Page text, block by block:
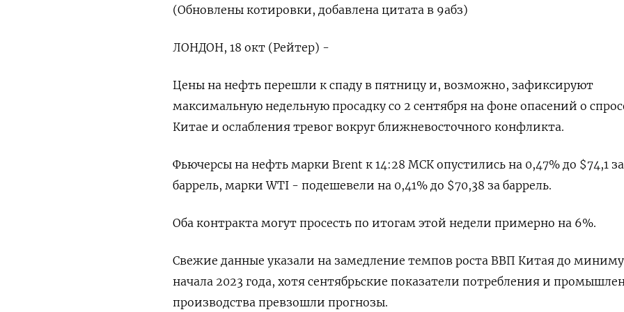
(Обновлены котировки, добавлена цитата в 9абз)
ЛОНДОН, 18 окт (Рейтер) -
Цены на нефть перешли к спаду в пятницу и, возможно, зафиксируют
максимальную недельную просадку со 2 сентября на фоне опасений о
Китае и ослабления тревог вокруг ближневосточного конфликта.
Фьючерсы на нефть марки Brent к 14:28 МСК опустились на 0,47% до $74,1 за
баррель, марки WTI - подешевели на 0,41% до $70,38 за баррель.
Оба контракта могут просесть по итогам этой недели примерно на 6%.
Свежие данные указали на замедление темпов роста ВВП Китая до
начала 2023 года, хотя сентябрьские показатели потребления и
производства превзошли прогнозы.